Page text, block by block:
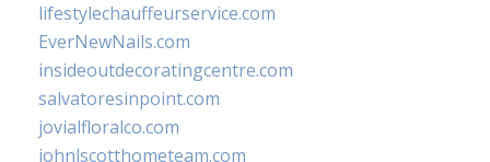
lifestylechauffeurservice.com
EverNewNails.com
insideoutdecoratingcentre.com
salvatoresinpoint.com
jovialfloralco.com
johnlscotthometeam.com